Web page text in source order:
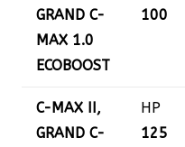
GRAND C-
MAX 1.0
ECOBOOST
100
C-MAX II,
GRAND C-
HP
125